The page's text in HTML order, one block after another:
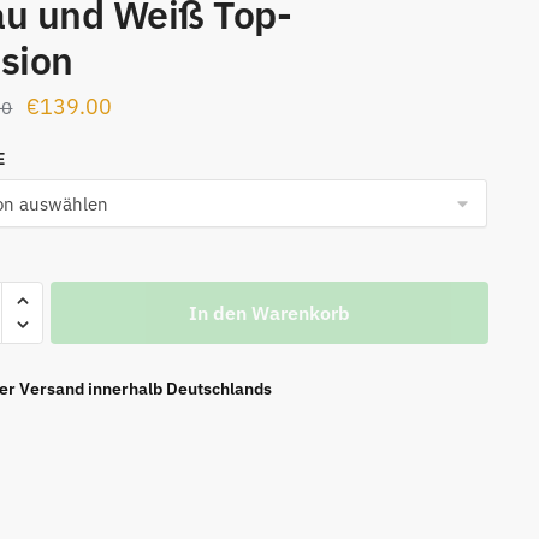
und Weiß Top-
Ursprünglicher
war:
€169.00
€139.00
ist:
In den Warenkorb
Versand innerhalb Deutschlands